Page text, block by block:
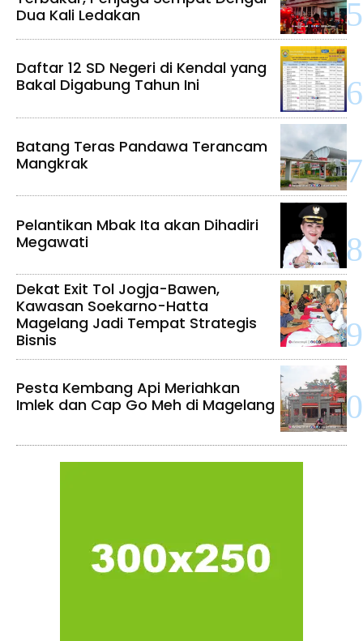
Dua Kali Ledakan
Daftar 12 SD Negeri di Kendal yang
Bakal Digabung Tahun Ini
Batang Teras Pandawa Terancam
Mangkrak
Pelantikan Mbak Ita akan Dihadiri
Megawati
Dekat Exit Tol Jogja-Bawen,
Kawasan Soekarno-Hatta
Magelang Jadi Tempat Strategis
Bisnis
Pesta Kembang Api Meriahkan
Imlek dan Cap Go Meh di Magelang